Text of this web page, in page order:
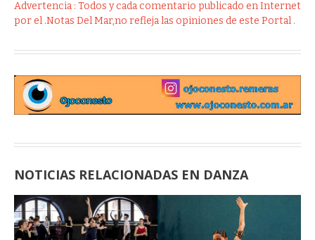
Advertencia : Todos y cada comentario publicado en Internet
por el .Notas Del Mar,no refleja las opiniones de este Portal .
NOTICIAS RELACIONADAS EN DANZA